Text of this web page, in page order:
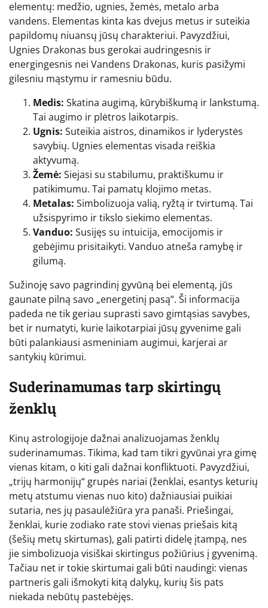
elementų: medžio, ugnies, žemės, metalo arba
vandens. Elementas kinta kas dvejus metus ir suteikia
papildomų niuansų jūsų charakteriui. Pavyzdžiui,
Ugnies Drakonas bus gerokai audringesnis ir
energingesnis nei Vandens Drakonas, kuris pasižymi
gilesniu mąstymu ir ramesniu būdu.
Medis: Skatina augimą, kūrybiškumą ir lankstumą.
Tai augimo ir plėtros laikotarpis.
Ugnis: Suteikia aistros, dinamikos ir lyderystės
savybių. Ugnies elementas visada reiškia
aktyvumą.
Žemė: Siejasi su stabilumu, praktiškumu ir
patikimumu. Tai pamatų klojimo metas.
Metalas: Simbolizuoja valią, ryžtą ir tvirtumą. Tai
užsispyrimo ir tikslo siekimo elementas.
Vanduo: Susijęs su intuicija, emocijomis ir
gebėjimu prisitaikyti. Vanduo atneša ramybę ir
gilumą.
Sužinoję savo pagrindinį gyvūną bei elementą, jūs
gaunate pilną savo „energetinį pasą“. Ši informacija
padeda ne tik geriau suprasti savo gimtąsias savybes,
bet ir numatyti, kurie laikotarpiai jūsų gyvenime gali
būti palankiausi asmeniniam augimui, karjerai ar
santykių kūrimui.
Suderinamumas tarp skirtingų
ženklų
Kinų astrologijoje dažnai analizuojamas ženklų
suderinamumas. Tikima, kad tam tikri gyvūnai yra gimę
vienas kitam, o kiti gali dažnai konfliktuoti. Pavyzdžiui,
„trijų harmonijų“ grupės nariai (ženklai, esantys keturių
metų atstumu vienas nuo kito) dažniausiai puikiai
sutaria, nes jų pasaulėžiūra yra panaši. Priešingai,
ženklai, kurie zodiako rate stovi vienas priešais kitą
(šešių metų skirtumas), gali patirti didelę įtampą, nes
jie simbolizuoja visiškai skirtingus požiūrius į gyvenimą.
Tačiau net ir tokie skirtumai gali būti naudingi: vienas
partneris gali išmokyti kitą dalykų, kurių šis pats
niekada nebūtų pastebėjęs.